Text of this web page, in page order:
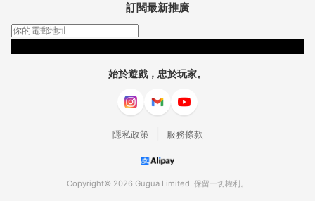
始於遊戲，忠於玩家。
隱私政策 服務條款
Copyright© 2026 Gugua Limited. 保留一切權利。
訂閱最新推廣